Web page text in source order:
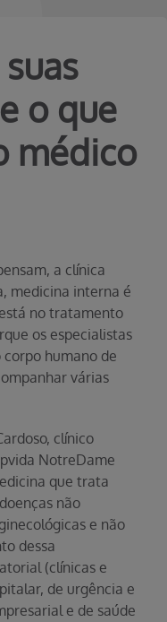
o que
médico
a clínica
medicina interna é
no tratamento
os especialistas
humano de
várias
clínico
NotreDame
que trata
não
e não
dessa
(clínicas e
de urgência e
e de saúde